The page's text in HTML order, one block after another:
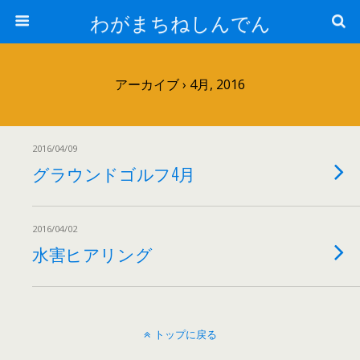
わがまちねしんでん
アーカイブ › 4月, 2016
2016/04/09
グラウンドゴルフ4月
2016/04/02
水害ヒアリング
トップに戻る